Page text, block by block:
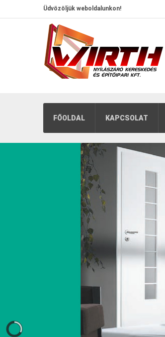
Üdvözöljük weboldalunkon!
FŐOLDAL KAPCSOLAT